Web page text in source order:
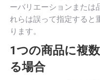
ーバリエーションまたは
れらは誤って指定すると
ります。
1つの商品に複
る場合